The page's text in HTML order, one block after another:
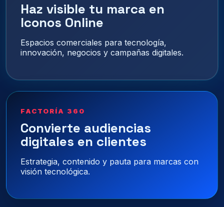
Haz visible tu marca en
Iconos Online
Espacios comerciales para tecnología,
innovación, negocios y campañas digitales.
FACTORÍA 360
Convierte audiencias
digitales en clientes
Estrategia, contenido y pauta para marcas con
visión tecnológica.